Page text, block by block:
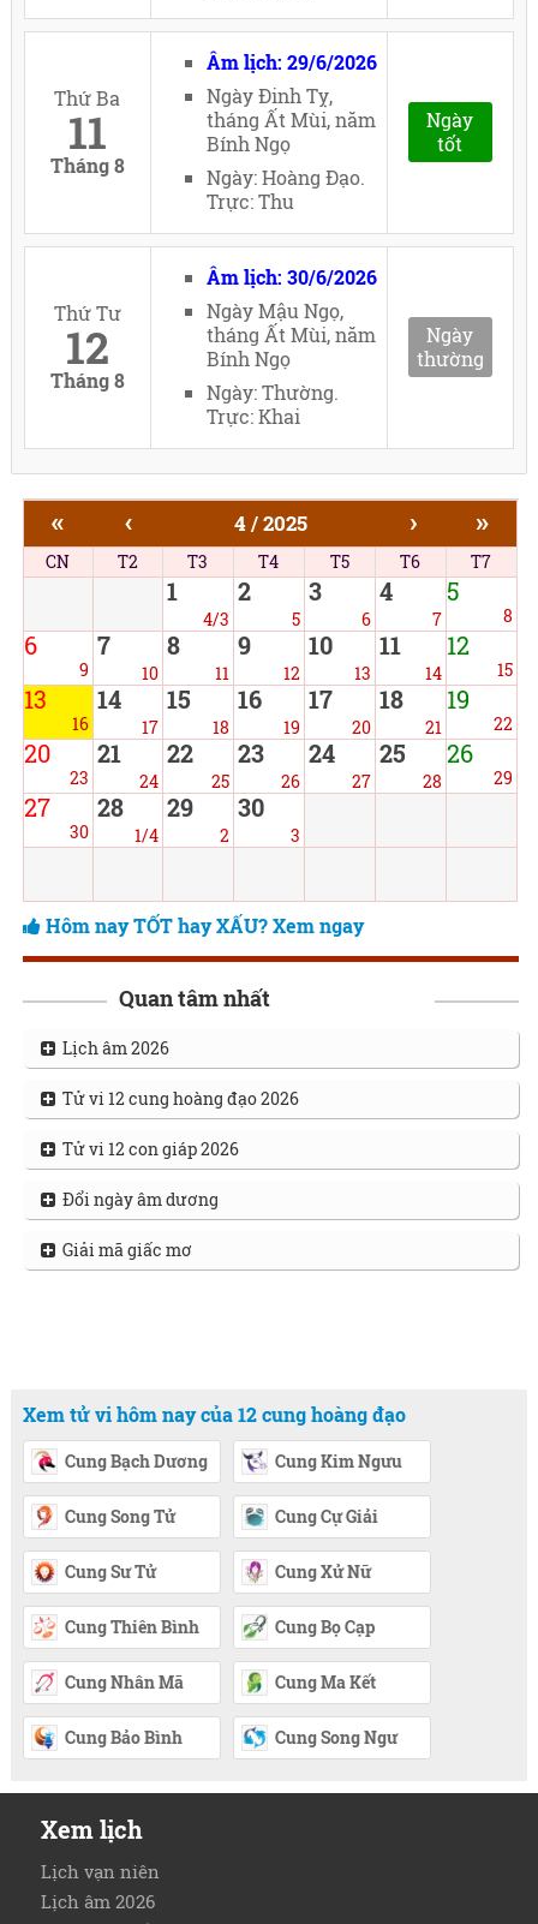
Thứ Ba
11
Tháng 8
Âm lịch: 29/6/2026
Ngày Đinh Tỵ,
tháng Ất Mùi, năm
Bính Ngọ
Ngày: Hoàng Đạo.
Trực: Thu
Ngày
tốt
Thứ Tư
12
Tháng 8
Âm lịch: 30/6/2026
Ngày Mậu Ngọ,
tháng Ất Mùi, năm
Bính Ngọ
Ngày: Thường.
Trực: Khai
Ngày
thường
« ‹ 4 / 2025 › »
CN T2 T3 T4 T5 T6 T7
1
4/3
2
5
3
6
4
7
5
8
6
9
7
10
8
11
9
12
10
13
11
14
12
15
13
16
14
17
15
18
16
19
17
20
18
21
19
22
20
23
21
24
22
25
23
26
24
27
25
28
26
29
27
30
28
1/4
29
2
30
3
Hôm nay TỐT hay XẤU? Xem ngay
Quan tâm nhất
Lịch âm 2026
Tử vi 12 cung hoàng đạo 2026
Tử vi 12 con giáp 2026
Đổi ngày âm dương
Giải mã giấc mơ
Xem tử vi hôm nay của 12 cung hoàng đạo
Cung Bạch Dương Cung Kim Ngưu
Cung Song Tử Cung Cự Giải
Cung Sư Tử Cung Xử Nữ
Cung Thiên Bình Cung Bọ Cạp
Cung Nhân Mã Cung Ma Kết
Cung Bảo Bình Cung Song Ngư
Xem lịch
Lịch vạn niên
Lịch âm 2026